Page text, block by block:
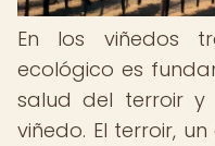
En los viñedos
ecológico es
salud del terroir y
viñedo. El terroir,